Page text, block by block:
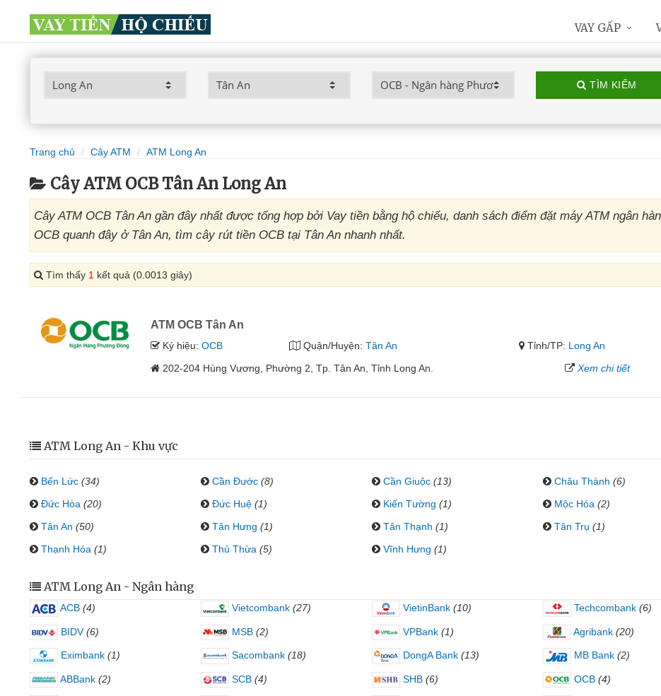
TÌM KIẾM
Trang chủ Cây ATM ATM Long An
Cây ATM OCB Tân An Long An
Cây ATM OCB Tân An gần đây nhất được tổng hợp bởi Vay tiền bằng hộ chiếu, danh sách điểm đặt máy ATM ngân
OCB quanh đây ở Tân An, tìm cây rút tiền OCB tại Tân An nhanh nhất.
Tìm thấy 1 kết quả (0.0013 giây)
ATM OCB Tân An
Ký hiệu:OCB Quận/Huyện: Tân An Tỉnh/TP: Long An
202-204 Hùng Vương, Phường 2, Tp. Tân An, Tỉnh Long An.
Xem chi tiết
ATM Long An - Khu vực
Bến Lức (34) Cần Đước (8) Cần Giuộc (13) Châu Thành (6)
Đức Hòa (20) Đức Huệ (1) Kiến Tường (1) Mộc Hóa (2)
Tân An (50) Tân Hưng (1) Tân Thạnh (1) Tân Trụ (1)
Thạnh Hóa (1) Thủ Thừa (5) Vĩnh Hưng (1)
ATM Long An - Ngân hàng
ACB (4) Vietcombank (27) VietinBank (10) Techcombank (6)
BIDV (6) MSB (2) VPBank (1) Agribank (20)
Eximbank (1) Sacombank (18) DongA Bank (13) MB Bank (2)
ABBank (2) SCB (4) SHB (6) OCB (4)
VAY GẤP